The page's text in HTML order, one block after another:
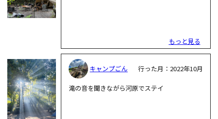
もっと見る
キャンプごん 行った月：2022年10月
滝の音を聞きながら河原でステイ